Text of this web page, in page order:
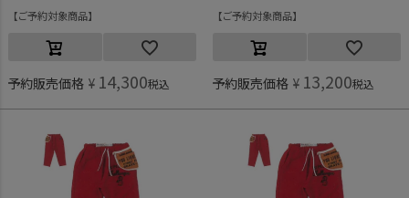
ご予約対象商品
予約販売価格 ¥ 14,300税込
ご予約対象商品
予約販売価格 ¥ 13,200税込